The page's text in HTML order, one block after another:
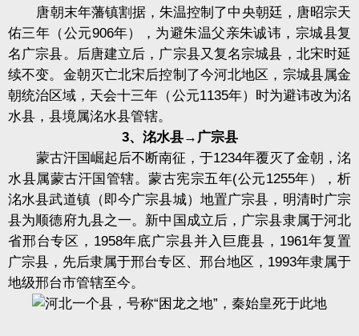
唐朝末年藩镇割据，朱温控制了中央朝廷，唐昭宗天
佑三年（公元906年），为避朱温父亲朱诚讳，宗城县复
名广宗县。后唐建立后，广宗县又复名宗城县，北宋时延
续不变。金朝灭亡北宋后控制了今河北地区，宗城县属金
朝统治区域，天会十三年（公元1135年）时为避讳改为洺
水县，县境属洺水县管辖。
3、洺水县→广宗县
蒙古汗国崛起后不断南征，于1234年覆灭了金朝，洺
水县属蒙古汗国管辖。蒙古宪宗五年(公元1255年），析
洺水县武道镇（即今广宗县城）地置广宗县，明清时广宗
县为顺德府九县之一。新中国成立后，广宗县隶属于河北
省邢台专区，1958年底广宗县并入巨鹿县，1961年复置
广宗县，先后隶属于邢台专区、邢台地区，1993年隶属于
地级邢台市管辖至今。